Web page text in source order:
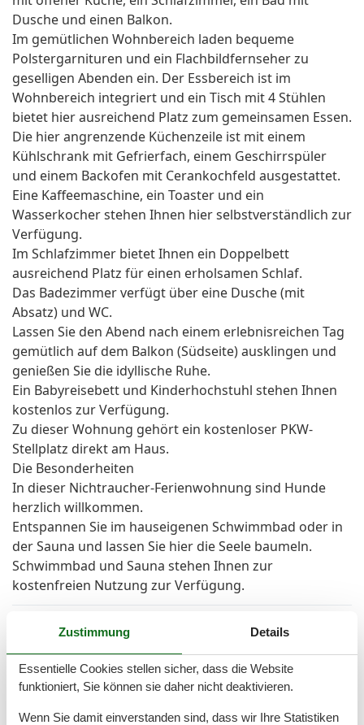
Dusche und einen Balkon.
Im gemütlichen Wohnbereich laden bequeme
Polstergarnituren und ein Flachbildfernseher zu
geselligen Abenden ein. Der Essbereich ist im
Wohnbereich integriert und ein Tisch mit 4 Stühlen
bietet hier ausreichend Platz zum gemeinsamen Essen.
Die hier angrenzende Küchenzeile ist mit einem
Kühlschrank mit Gefrierfach, einem Geschirrspüler
und einem Backofen mit Cerankochfeld ausgestattet.
Eine Kaffeemaschine, ein Toaster und ein
Wasserkocher stehen Ihnen hier selbstverständlich zur
Verfügung.
Im Schlafzimmer bietet Ihnen ein Doppelbett
ausreichend Platz für einen erholsamen Schlaf.
Das Badezimmer verfügt über eine Dusche (mit
Absatz) und WC.
Lassen Sie den Abend nach einem erlebnisreichen Tag
gemütlich auf dem Balkon (Südseite) ausklingen und
genießen Sie die idyllische Ruhe.
Ein Babyreisebett und Kinderhochstuhl stehen Ihnen
kostenlos zur Verfügung.
Zu dieser Wohnung gehört ein kostenloser PKW-
Stellplatz direkt am Haus.
Die Besonderheiten
In dieser Nichtraucher-Ferienwohnung sind Hunde
herzlich willkommen.
Entspannen Sie im hauseigenen Schwimmbad oder in
der Sauna und lassen Sie hier die Seele baumeln.
Schwimmbad und Sauna stehen Ihnen zur
kostenfreien Nutzung zur Verfügung.
Raumaufteilung
Schlafzimmer
Großes Doppelbett - Size: 181-210 cm
Wohn-/Schlafzimmer
Einzelcouch - variable size
Zustimmung Details
Essentielle Cookies stellen sicher, dass die Website
funktioniert, Sie können sie daher nicht deaktivieren.
Wenn Sie damit einverstanden sind, dass wir Ihre Statistiken